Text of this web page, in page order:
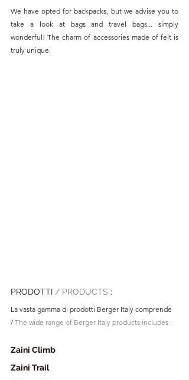
We have opted for backpacks, but we advise you to
take a look at bags and travel bags... simply
wonderful! The charm of accessories made of felt is
truly unique.
PRODOTTI / PRODUCTS :
La vasta gamma di prodotti Berger Italy comprende
/ The wide range of Berger Italy products includes :
Zaini Climb
Zaini Trail